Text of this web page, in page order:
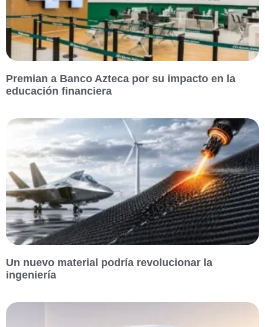
Premian a Banco Azteca por su impacto en la
educación financiera
Un nuevo material podría revolucionar la
ingeniería